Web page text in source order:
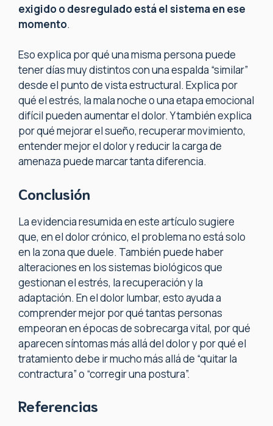
exigido o desregulado está el sistema en ese
momento.
Eso explica por qué una misma persona puede
tener días muy distintos con una espalda “similar”
desde el punto de vista estructural. Explica por
qué el estrés, la mala noche o una etapa emocional
difícil pueden aumentar el dolor. Y también explica
por qué mejorar el sueño, recuperar movimiento,
entender mejor el dolor y reducir la carga de
amenaza puede marcar tanta diferencia.
Conclusión
La evidencia resumida en este artículo sugiere
que, en el dolor crónico, el problema no está solo
en la zona que duele. También puede haber
alteraciones en los sistemas biológicos que
gestionan el estrés, la recuperación y la
adaptación. En el dolor lumbar, esto ayuda a
comprender mejor por qué tantas personas
empeoran en épocas de sobrecarga vital, por qué
aparecen síntomas más allá del dolor y por qué el
tratamiento debe ir mucho más allá de “quitar la
contractura” o “corregir una postura”.
Referencias